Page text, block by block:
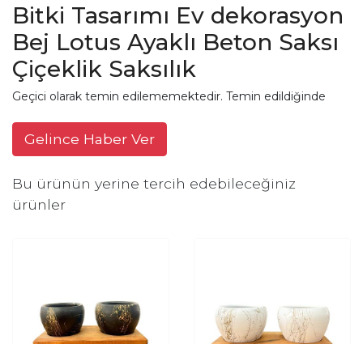
Bitki Tasarımı Ev dekorasyon
Bej Lotus Ayaklı Beton Saksı
Çiçeklik Saksılık
Geçici olarak temin edilememektedir. Temin edildiğinde
Gelince Haber Ver
Bu ürünün yerine tercih edebileceğiniz
ürünler